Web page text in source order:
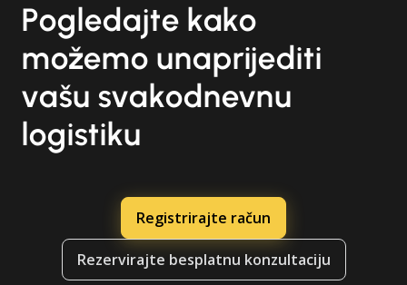
Pogledajte kako
možemo unaprijediti
vašu svakodnevnu
logistiku
Registrirajte račun
Rezervirajte besplatnu konzultaciju